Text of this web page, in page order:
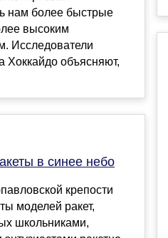
нам более быстрые
высоким
Исследователи
Хоккайдо объясняют,
в синее небо
крепости
моделей ракет,
школьниками,